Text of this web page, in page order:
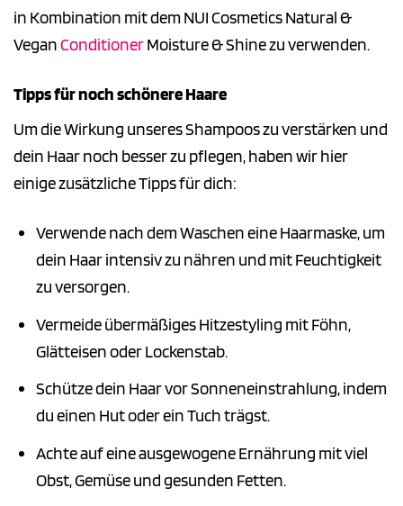
in Kombination mit dem NUI Cosmetics Natural &
VeganConditionerMoisture & Shine zu verwenden.
Tipps für noch schönere Haare
Um die Wirkung unseres Shampoos zu verstärken und
dein Haar noch besser zu pflegen, haben wir hier
einige zusätzliche Tipps für dich:
Verwende nach dem Waschen eine Haarmaske, um
dein Haar intensiv zu nähren und mit Feuchtigkeit
zu versorgen.
Vermeide übermäßiges Hitzestyling mit Föhn,
Glätteisen oder Lockenstab.
Schütze dein Haar vor Sonneneinstrahlung, indem
du einen Hut oder ein Tuch trägst.
Achte auf eine ausgewogene Ernährung mit viel
Obst, Gemüse und gesunden Fetten.